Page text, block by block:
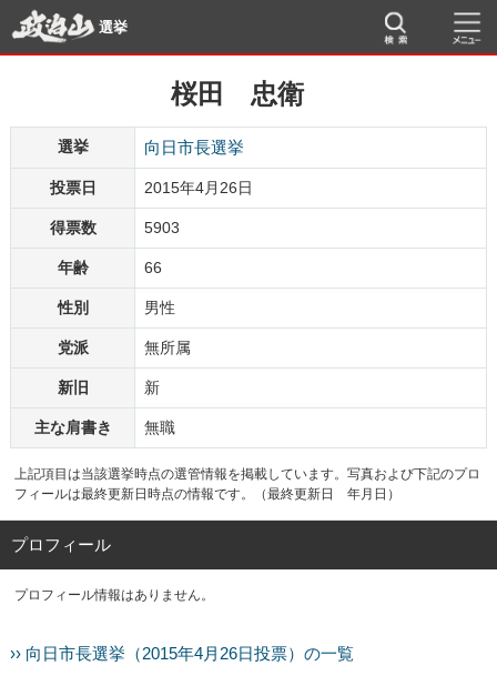
選挙
桜田 忠衛
選挙 向日市長選挙
投票日 2015年4月26日
得票数 5903
年齢 66
性別 男性
党派 無所属
新旧 新
主な肩書き 無職
上記項目は当該選挙時点の選管情報を掲載しています。写真および下記のプロ
フィールは最終更新日時点の情報です。（最終更新日 年月日）
プロフィール
プロフィール情報はありません。
›› 向日市長選挙（2015年4月26日投票）の一覧